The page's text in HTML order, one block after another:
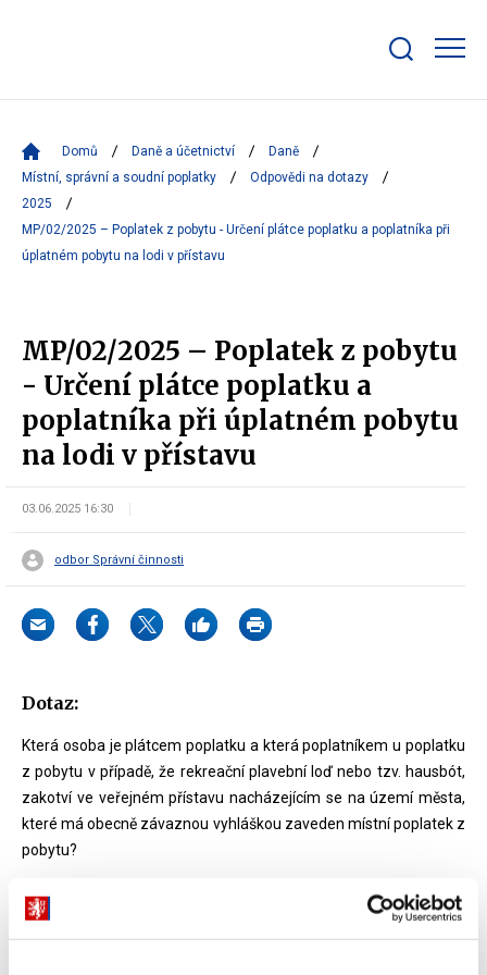
bar
Domů Daně a účetnictví
Daně
Místní, správní a soudní poplatky
Odpovědi na dotazy
2025
MP/02/2025 – Poplatek z pobytu - Určení plátce poplatku a poplatníka při
úplatném pobytu na lodi v přístavu
MP/02/2025 – Poplatek z pobytu
- Určení plátce poplatku a
poplatníka při úplatném pobytu
na lodi v přístavu
03.06.2025 16:30
odbor Správní činnosti
Dotaz:
Která osoba je plátcem poplatku a která poplatníkem u poplatku
z pobytu v případě, že rekreační plavební loď nebo tzv. hausbót,
zakotví ve veřejném přístavu nacházejícím se na území města,
které má obecně závaznou vyhláškou zaveden místní poplatek z
pobytu?
Odpověď:
Poplatek z pobytu je spolu s ostatními místními poplatky upraven